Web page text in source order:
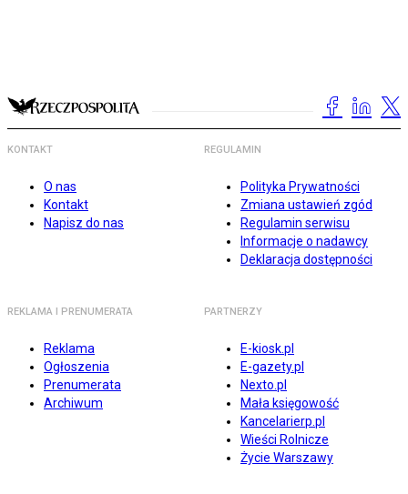
KONTAKT
O nas
Kontakt
Napisz do nas
REGULAMIN
Polityka Prywatności
Zmiana ustawień zgód
Regulamin serwisu
Informacje o nadawcy
Deklaracja dostępności
REKLAMA I PRENUMERATA
Reklama
Ogłoszenia
Prenumerata
Archiwum
PARTNERZY
E-kiosk.pl
E-gazety.pl
Nexto.pl
Mała księgowość
Kancelarierp.pl
Wieści Rolnicze
Życie Warszawy